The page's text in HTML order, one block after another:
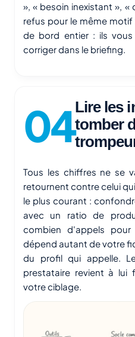
», « besoin inexistant », «
refus pour le même
de bord entier : ils
corriger dans le briefing.
Lire les
tomber
Tous les chiffres ne se
retournent contre celui
le plus courant :
avec un ratio de
combien d'appels
dépend autant de votre
du profil qui appelle.
prestataire revient à lui
votre ciblage.